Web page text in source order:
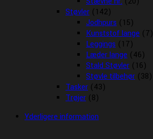
Støvler (142)
Jodhpurs (15)
Kunststof lange (7)
Leggings (17)
Læder lange (46)
Stald Støvler (16)
Støvle tilbehør (38)
Tasker (43)
Trøjer (8)
Yderligere information